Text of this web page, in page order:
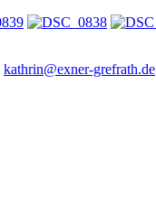
kathrin@exner-grefrath.de